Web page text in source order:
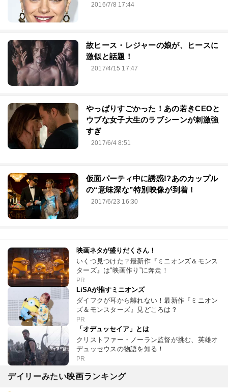
2016/7/8 17:44
故ヒース・レジャーの娘が、ヒースに
激似と話題！
2017/4/15 17:47
やっぱりすごかった！あの若きCEOと
ウブな女子大生のラブシーンが刺激強
すぎ
2017/6/4 8:51
仮面パーティ中に誘惑!?あのカップル
の“意味深な”特別映像が到着！
2017/6/23 16:30
映画ネタが盛りだくさん！
いくつ見つけた？最新作『ミニオンズ＆モンス
ターズ』は“映画作り”に奔走！
PR
LiSAが推すミニオンズ
ダイフクが耳から離れない！最新作『ミニオン
ズ＆モンスターズ』見どころは？
PR
「オデュッセイア」とは
クリストファー・ノーラン監督が挑む、英雄オ
デュッセウスの物語を知る！
PR
デイリーみたい映画ランキング